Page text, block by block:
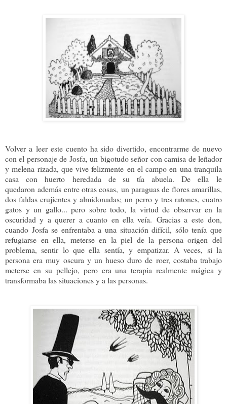
Volver a leer este cuento ha sido divertido, encontrarme de nuevo
con el personaje de Josfa, un bigotudo señor con camisa de leñador
y melena rizada, que vive felizmente en el campo en una tranquila
casa con huerto heredada de su tía abuela. De ella le
quedaron además entre otras cosas, un paraguas de flores amarillas,
dos faldas crujientes y almidonadas; un perro y tres ratones, cuatro
gatos y un gallo... pero sobre todo, la virtud de observar en la
oscuridad y a querer a cuanto en ella veía. Gracias a este don,
cuando Josfa se enfrentaba a una situación difícil, sólo tenía que
refugiarse en ella, meterse en la piel de la persona origen del
problema, sentir lo que ella sentía, y empatizar. A veces, si la
persona era muy oscura y un hueso duro de roer, costaba trabajo
meterse en su pellejo, pero era una terapia realmente mágica y
transformaba las situaciones y a las personas.